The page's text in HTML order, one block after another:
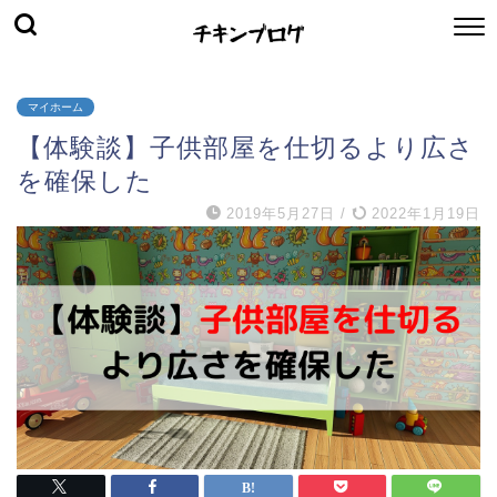
マイホーム
【体験談】子供部屋を仕切るより広さ
を確保した
2019年5月27日 / 2022年1月19日